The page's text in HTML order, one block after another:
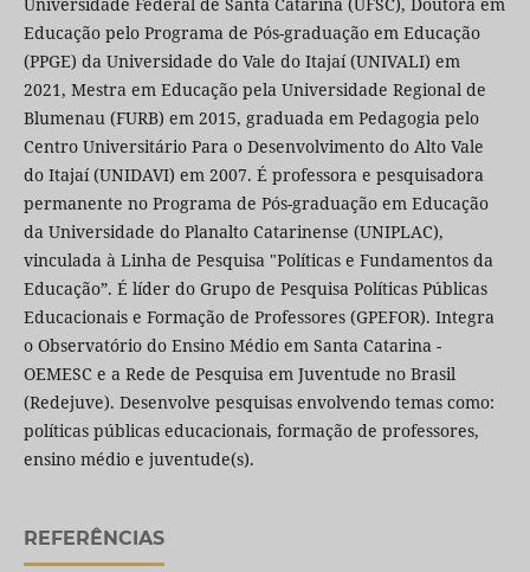
Educação pelo Programa de Pós-graduação em Educação
(PPGE) da Universidade do Vale do Itajaí (UNIVALI) em
2021, Mestra em Educação pela Universidade Regional de
Blumenau (FURB) em 2015, graduada em Pedagogia pelo
Centro Universitário Para o Desenvolvimento do Alto Vale
do Itajaí (UNIDAVI) em 2007. É professora e pesquisadora
permanente no Programa de Pós-graduação em Educação
da Universidade do Planalto Catarinense (UNIPLAC),
vinculada à Linha de Pesquisa "Políticas e Fundamentos da
Educação”. É líder do Grupo de Pesquisa Políticas Públicas
Educacionais e Formação de Professores (GPEFOR). Integra
o Observatório do Ensino Médio em Santa Catarina -
OEMESC e a Rede de Pesquisa em Juventude no Brasil
(Redejuve). Desenvolve pesquisas envolvendo temas como:
políticas públicas educacionais, formação de professores,
ensino médio e juventude(s).
REFERÊNCIAS